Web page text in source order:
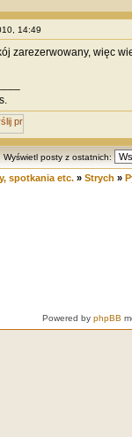
14:49
zarezerwowany, więc
Wyświetl posty z ostatnich:
spotkania etc.» Strych »
Powered by phpBB